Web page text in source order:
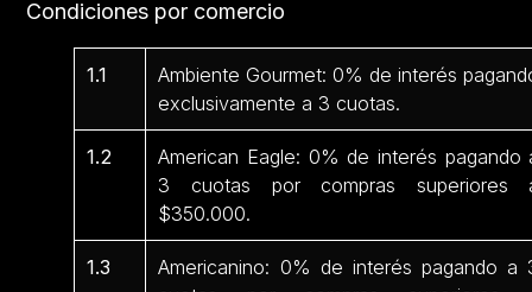
Condiciones por comercio
1.1
Ambiente Gourmet: 0% de interés
exclusivamente a 3 cuotas.
1.2
American Eagle: 0% de interés pagando
3 cuotas por compras superiores
$350.000.
1.3
Americanino: 0% de interés pagando a